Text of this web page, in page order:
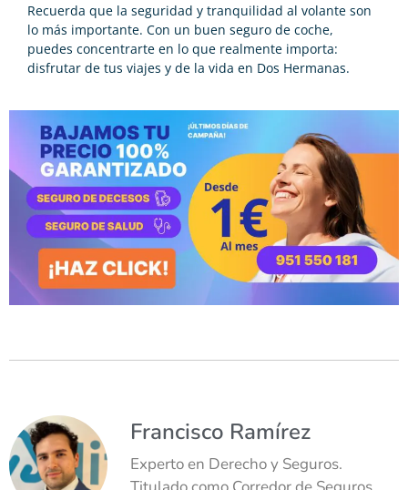
Recuerda que la seguridad y tranquilidad al volante son
lo más importante. Con un buen seguro de coche,
puedes concentrarte en lo que realmente importa:
disfrutar de tus viajes y de la vida en Dos Hermanas.
Francisco Ramírez
Experto en Derecho y Seguros.